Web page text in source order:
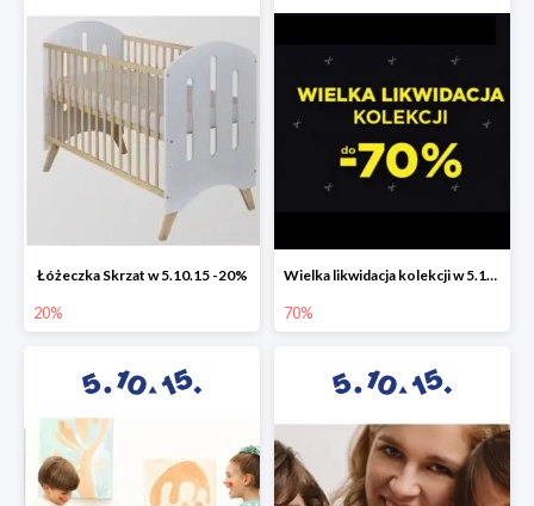
Łóżeczka Skrzat w 5.10.15 -20%
20%
Wielka likwidacja kolekcji w 5.10.15 do -70%
70%